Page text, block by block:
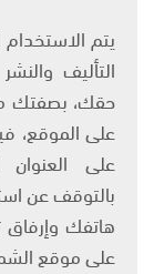
حقك، بصفتك
على الموقع،
بالتوقف عن
هاتفك
على موقع